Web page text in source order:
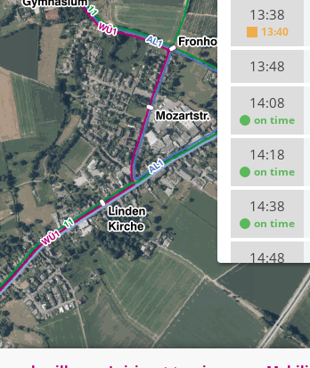
13:38
13:40
13:48
14:08
on time
14:18
on time
14:38
on time
14:48
15:08
on time